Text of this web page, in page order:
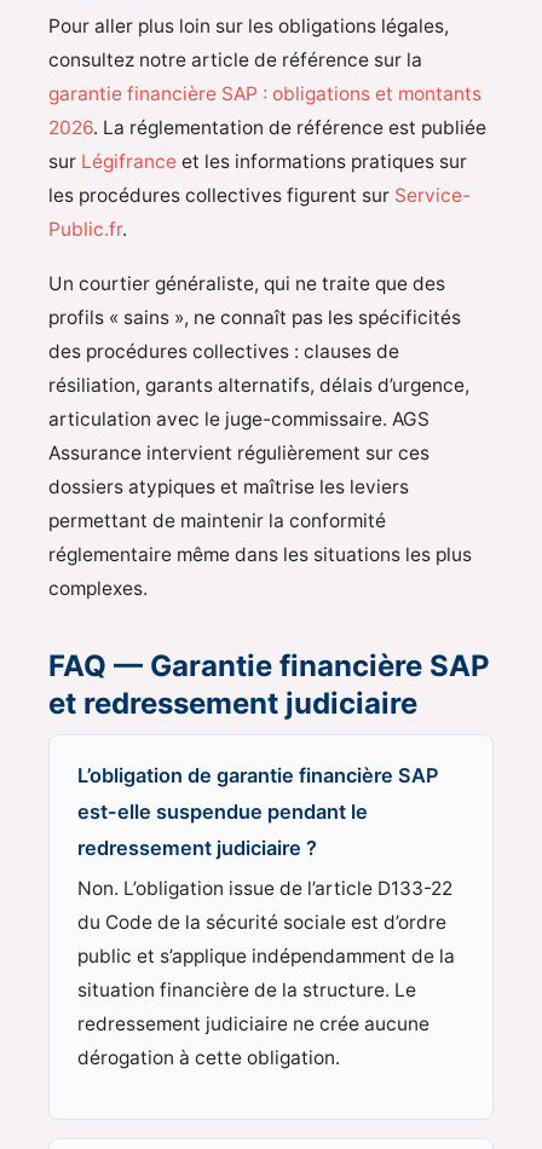
Pour aller plus loin sur les obligations légales,
consultez notre article de référence sur la
garantie financière SAP : obligations et montants
2026. La réglementation de référence est publiée
sur Légifrance et les informations pratiques sur
les procédures collectives figurent sur Service-
Public.fr.
Un courtier généraliste, qui ne traite que des
profils « sains », ne connaît pas les spécificités
des procédures collectives : clauses de
résiliation, garants alternatifs, délais d’urgence,
articulation avec le juge-commissaire. AGS
Assurance intervient régulièrement sur ces
dossiers atypiques et maîtrise les leviers
permettant de maintenir la conformité
réglementaire même dans les situations les plus
complexes.
FAQ — Garantie financière SAP
et redressement judiciaire
L’obligation de garantie financière SAP
est-elle suspendue pendant le
redressement judiciaire ?
Non. L’obligation issue de l’article D133-22
du Code de la sécurité sociale est d’ordre
public et s’applique indépendamment de la
situation financière de la structure. Le
redressement judiciaire ne crée aucune
dérogation à cette obligation.